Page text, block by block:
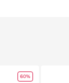
60%